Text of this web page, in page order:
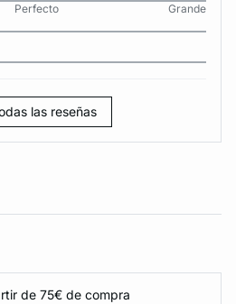
Perfecto
Grande
las reseñas
de 75€ de compra